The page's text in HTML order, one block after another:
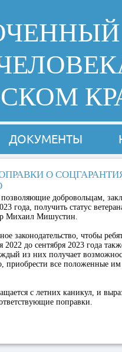
ДОКУМЕНТЫ
О
позволяющие добровольцам,
года, получить статус
Михаил Мишустин.
законодательство, чтобы
до сентября 2023 года
из них получает
приобрести все положенные
с летних каникул, и
поправки.